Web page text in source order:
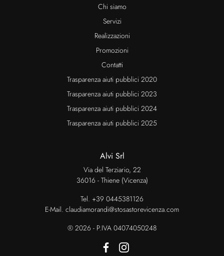
Chi siamo
Servizi
Realizzazioni
Promozioni
Contatti
Trasparenza aiuti pubblici 2020
Trasparenza aiuti pubblici 2023
Trasparenza aiuti pubblici 2024
Trasparenza aiuti pubblici 2025
Alvi Srl
Via del Terziario, 22
36016 - Thiene (Vicenza)
Tel. +39 0445381126
E-Mail. claudiamorandi@stosastorevicenza.com
® 2026 - P.IVA 04074050248